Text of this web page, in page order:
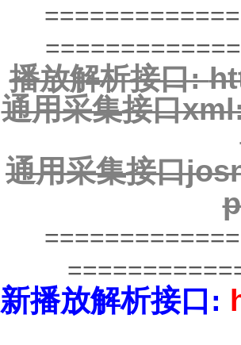
播放解析接口:
通用采集接口
通用采集接口
新播放解析接口: